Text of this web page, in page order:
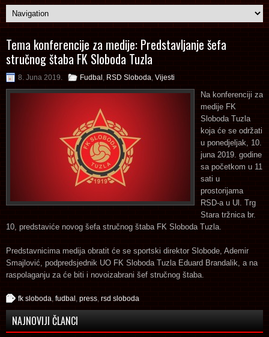
Tema konferencije za medije: Predstavljanje šefa
stručnog štaba FK Sloboda Tuzla
8. Juna 2019. Fudbal RSD Sloboda Vijesti
Na konferenciji za
medije FK
Sloboda Tuzla
koja će se održati
u ponedjeljak, 10.
juna 2019. godine
sa početkom u 11
sati u
prostorijama
RSD-a u Ul. Trg
Stara tržnica br.
10, predstaviće novog šefa stručnog štaba FK Sloboda Tuzla.
Predstavnicima medija obratit će se sportski direktor Slobode, Ademir
Smajlović, podpredsjednik UO FK Sloboda Tuzla Eduard Brandalik, a na
raspolaganju za će biti i novoizabrani šef stručnog štaba.
fk sloboda fudbal press rsd sloboda
NAJNOVIJI ČLANCI